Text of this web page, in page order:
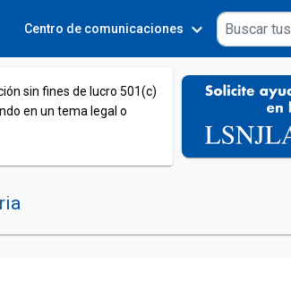
Centro de comunicaciones expand_more Toolsexpand_more
sin fines de lucro 501(c)
en un tema legal o